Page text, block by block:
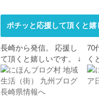
ポチッと応援して頂くと嬉
長崎から発信。 応援し
て頂くと嬉しいです。 ↓
70
く